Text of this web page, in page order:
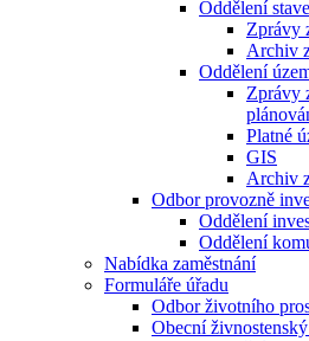
Oddělení
Zprávy
Archiv
Oddělení
Zprávy
Platné
GIS
Archiv
Odbor provozně
Oddělení
Oddělení
Nabídka zaměstnání
Formuláře úřadu
Odbor životního
Obecní